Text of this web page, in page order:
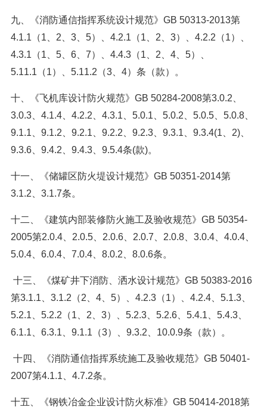
九、《消防通信指挥系统设计规范》GB 50313-2013第
4.1.1（1、2、3、5）、4.2.1（1、2、3）、4.2.2（1）、
4.3.1（1、5、6、7）、4.4.3（1、2、4、5）、
5.11.1（1）、5.11.2（3、4）条（款）。
十、《飞机库设计防火规范》GB 50284-2008第3.0.2、
3.0.3、4.1.4、4.2.2、4.3.1、5.0.1、5.0.2、5.0.5、5.0.8、
9.1.1、9.1.2、9.2.1、9.2.2、9.2.3、9.3.1、9.3.4(1、2)、
9.3.6、9.4.2、9.4.3、9.5.4条(款)。
十一、《储罐区防火堤设计规范》GB 50351-2014第
3.1.2、3.1.7条。
十二、《建筑内部装修防火施工及验收规范》GB 50354-
2005第2.0.4、2.0.5、2.0.6、2.0.7、2.0.8、3.0.4、4.0.4、
5.0.4、6.0.4、7.0.4、8.0.2、8.0.6条。
十三、《煤矿井下消防、洒水设计规范》GB 50383-2016
第3.1.1、3.1.2（2、4、5）、4.2.3（1）、4.2.4、5.1.3、
5.2.1、5.2.2（1、2、3）、5.2.3、5.2.6、5.4.1、5.4.3、
6.1.1、6.3.1、9.1.1（3）、9.3.2、10.0.9条（款）。
十四、《消防通信指挥系统施工及验收规范》GB 50401-
2007第4.1.1、4.7.2条。
十五、《钢铁冶金企业设计防火标准》GB 50414-2018第